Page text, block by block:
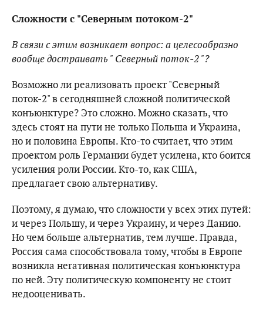
Сложности с "Северным потоком-2"
В связи с этим возникает вопрос: а целесообразно
вообще достраивать " Северный поток-2 "?
Возможно ли реализовать проект "Северный
поток-2" в сегодняшней сложной политической
конъюнктуре? Это сложно. Можно сказать, что
здесь стоят на пути не только Польша и Украина,
но и половина Европы. Кто-то считает, что этим
проектом роль Германии будет усилена, кто боится
усиления роли России. Кто-то, как США,
предлагает свою альтернативу.
Поэтому, я думаю, что сложности у всех этих путей:
и через Польшу, и через Украину, и через Данию.
Но чем больше альтернатив, тем лучше. Правда,
Россия сама способствовала тому, чтобы в Европе
возникла негативная политическая конъюнктура
по ней. Эту политическую компоненту не стоит
недооценивать.